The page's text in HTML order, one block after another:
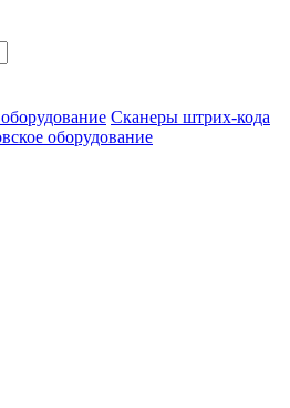
Сканеры штрих-кода
оборудование